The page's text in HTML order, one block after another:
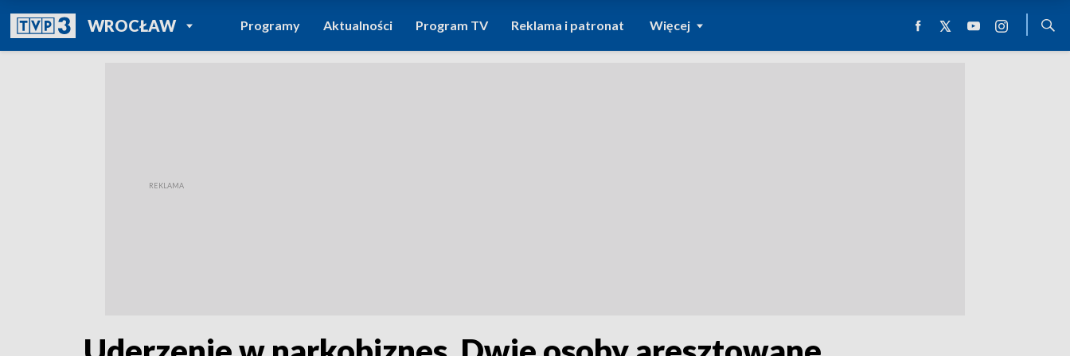
WROCŁAWPOWRÓT DO
TVP REGIONY
Programy Aktualności Program TV Reklama i patronat Więcej